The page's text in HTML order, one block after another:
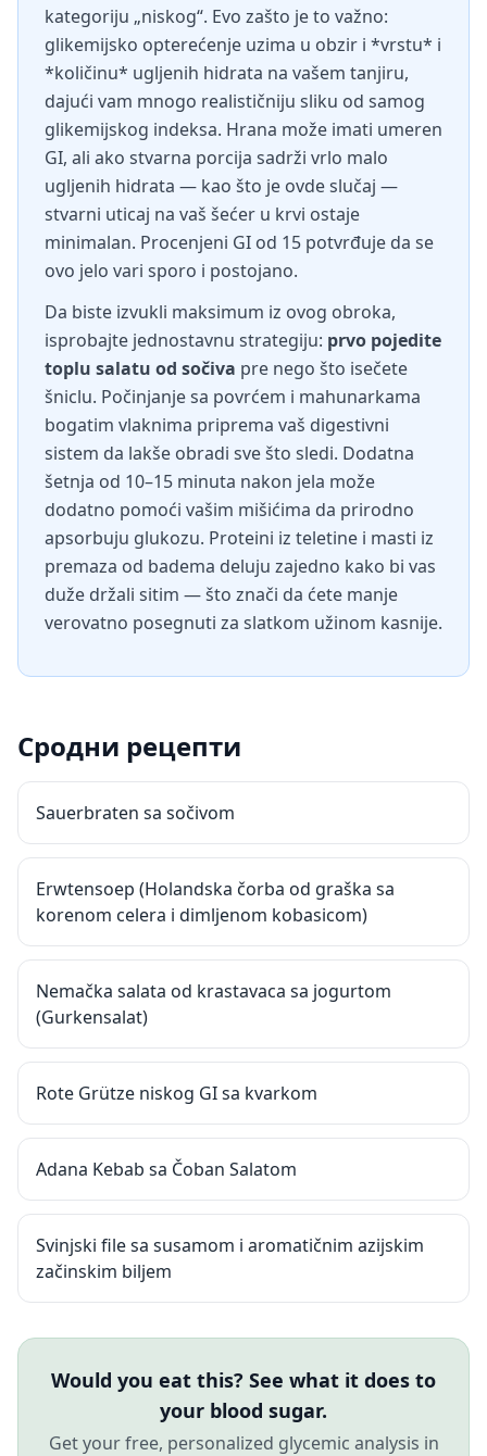
kategoriju „niskog“. Evo zašto je to važno:
glikemijsko opterećenje uzima u obzir i *vrstu* i
*količinu* ugljenih hidrata na vašem tanjiru,
dajući vam mnogo realističniju sliku od samog
glikemijskog indeksa. Hrana može imati umeren
GI, ali ako stvarna porcija sadrži vrlo malo
ugljenih hidrata — kao što je ovde slučaj —
stvarni uticaj na vaš šećer u krvi ostaje
minimalan. Procenjeni GI od 15 potvrđuje da se
ovo jelo vari sporo i postojano.
Da biste izvukli maksimum iz ovog obroka,
isprobajte jednostavnu strategiju: prvo pojedite
toplu salatu od sočiva pre nego što isečete
šniclu. Počinjanje sa povrćem i mahunarkama
bogatim vlaknima priprema vaš digestivni
sistem da lakše obradi sve što sledi. Dodatna
šetnja od 10–15 minuta nakon jela može
dodatno pomoći vašim mišićima da prirodno
apsorbuju glukozu. Proteini iz teletine i masti iz
premaza od badema deluju zajedno kako bi vas
duže držali sitim — što znači da ćete manje
verovatno posegnuti za slatkom užinom kasnije.
Сродни рецепти
Sauerbraten sa sočivom
Erwtensoep (Holandska čorba od graška sa
korenom celera i dimljenom kobasicom)
Nemačka salata od krastavaca sa jogurtom
(Gurkensalat)
Rote Grütze niskog GI sa kvarkom
Adana Kebab sa Čoban Salatom
Svinjski file sa susamom i aromatičnim azijskim
začinskim biljem
Would you eat this? See what it does to
your blood sugar.
Get your free, personalized glycemic analysis in